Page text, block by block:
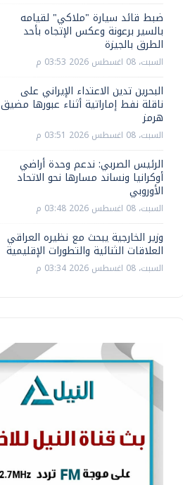
ضبط قائد سيارة "ملاكي" لقيامه
بالسير برعونة وعكس الإتجاه بأحد
الطرق بالجيزة
السبت، 08 اغسطس 2026 03:53 م
البحرين تدين الاعتداء الإيراني على
ناقلة نفط إماراتية أثناء عبورها مضيق
هرمز
السبت، 08 اغسطس 2026 03:51 م
الرئيس الصربي: ندعم وحدة أراضي
أوكرانيا ونساند مسارها نحو الاتحاد
الأوروبي
السبت، 08 اغسطس 2026 03:48 م
وزير الخارجية يبحث مع نظيره العراقي
العلاقات الثنائية والتطورات الإقليمية
السبت، 08 اغسطس 2026 03:34 م